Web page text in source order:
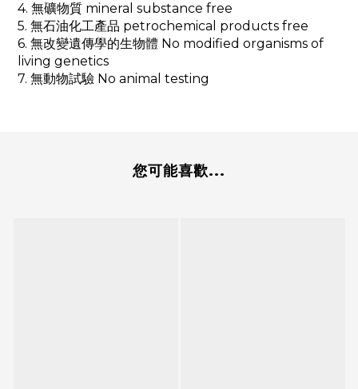
4. 無礦物質 mineral substance free
5. 無石油化工產品 petrochemical products free
6. 無改變遺傳學的生物體 No modified organisms of
living genetics
7. 無動物試驗 No animal testing
您可能喜歡...